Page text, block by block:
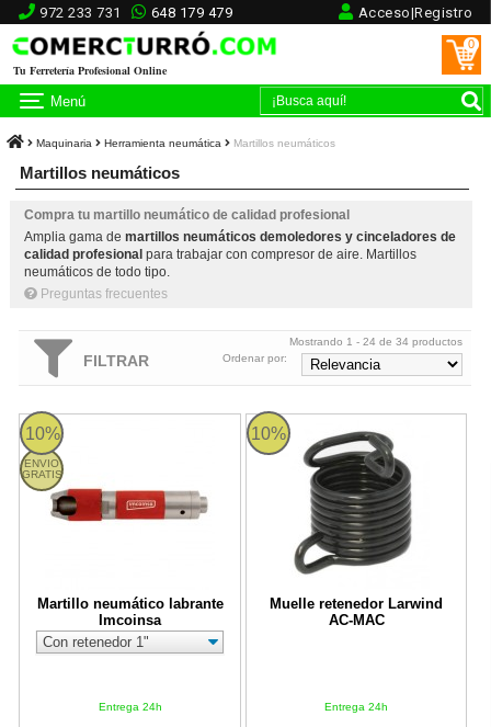
972 233 731 648 179 479 Acceso|Registro
Tu Ferretería Profesional Online
0
Menú
Maquinaria Herramienta neumática Martillos neumáticos
Martillos neumáticos
Compra tu martillo neumático de calidad profesional
Amplia gama de martillos neumáticos demoledores y cinceladores de
calidad profesional para trabajar con compresor de aire. Martillos
neumáticos de todo tipo.
Preguntas frecuentes
FILTRAR
Mostrando 1 - 24 de 34 productos
Ordenar por:
10%
ENVIO
GRATIS
Martillo neumático labrante
Imcoinsa
Entrega 24h
Martillo neumático labrante Imcoinsa
10%
Muelle retenedor Larwind
AC-MAC
Entrega 24h
AC-MCGB Larwind